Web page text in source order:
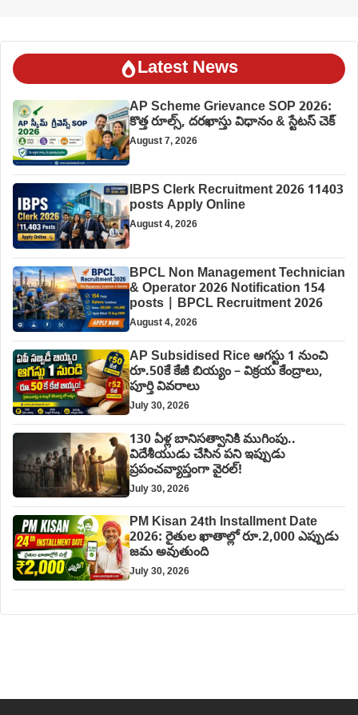
Latest News
AP Scheme Grievance SOP 2026:
కొత్త రూల్స్, దరఖాస్తు విధానం & స్టేటస్ చెక్
August 7, 2026
IBPS Clerk Recruitment 2026 11403
posts Apply Online
August 4, 2026
BPCL Non Management Technician
& Operator 2026 Notification 154
posts | BPCL Recruitment 2026
August 4, 2026
AP Subsidised Rice ఆగస్టు 1 నుంచి
రూ.50కే కేజీ బియ్యం – విక్రయ కేంద్రాలు,
పూర్తి వివరాలు
July 30, 2026
130 ఏళ్ల బానిసత్వానికి ముగింపు..
విదేశీయుడు చేసిన పని ఇప్పుడు
ప్రపంచవ్యాప్తంగా వైరల్!
July 30, 2026
PM Kisan 24th Installment Date
2026: రైతుల ఖాతాల్లో రూ.2,000 ఎప్పుడు
జమ అవుతుంది
July 30, 2026